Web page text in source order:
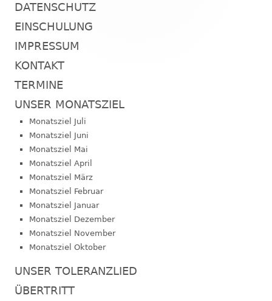
Seitenleiste
DATENSCHUTZ
EINSCHULUNG
IMPRESSUM
KONTAKT
TERMINE
UNSER MONATSZIEL
Monatsziel Juli
Monatsziel Juni
Monatsziel Mai
Monatsziel April
Monatsziel März
Monatsziel Februar
Monatsziel Januar
Monatsziel Dezember
Monatsziel November
Monatsziel Oktober
UNSER TOLERANZLIED
ÜBERTRITT